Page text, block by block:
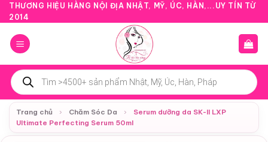
Bỏ
qua
nội
dung
THƯƠNG HIỆU HÀNG NỘI ĐỊA NHẬT, MỸ, ÚC, HÀN,...UY TÍN TỪ
2014
Tìm
kiếm
sản
phẩm
Trang chủ
› Chăm Sóc Da ›
Serum dưỡng da SK-II LXP
Ultimate Perfecting Serum 50ml